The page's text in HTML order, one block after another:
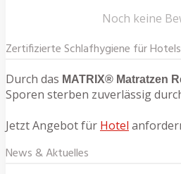
Noch keine
Zertifizierte Schlafhygiene für Hotels
Durch das MATRIX® Matratzen
Sporen sterben zuverlässig
Jetzt Angebot für Hotel
News & Aktuelles